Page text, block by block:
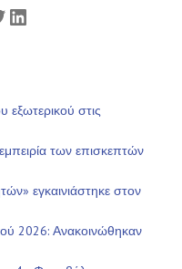
Linkedin
στις
των επισκεπτών
εγκαινιάστηκε στον
2026: Ανακοινώθηκαν